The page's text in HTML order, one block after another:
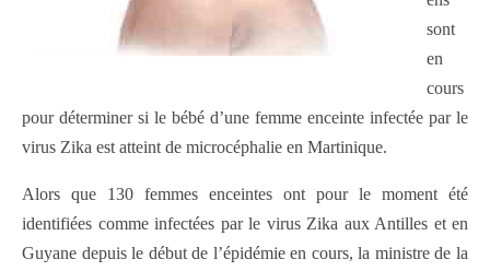
sont
en
cours
pour déterminer si le bébé d’une femme enceinte infectée par le
virus Zika est atteint de microcéphalie en Martinique.
Alors que 130 femmes enceintes ont pour le moment été
identifiées comme infectées par le virus Zika aux Antilles et en
Guyane depuis le début de l’épidémie en cours, la ministre de la